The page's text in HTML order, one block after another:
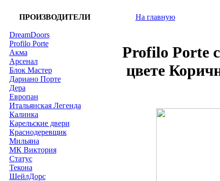
ПРОИЗВОДИТЕЛИ
DreamDoors
Profilo Porte
Акма
Арсенал
Блок Мастер
Дариано Порте
Дера
Европан
Итальянская Легенда
Калинка
Карельские двери
Краснодеревщик
Мильяна
МК Виктория
Статус
Текона
ШейлДорс
На главную
Profilo Porte
цвете